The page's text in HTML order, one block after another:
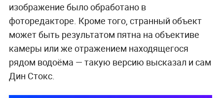
изображение было обработано в
фоторедакторе. Кроме того, странный объект
может быть результатом пятна на объективе
камеры или же отражением находящегося
рядом водоёма — такую версию высказал и сам
Дин Стокс.